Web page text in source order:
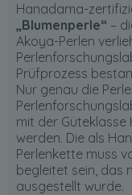
Hanadama-
„Blumenperle“ –
Akoya-Perlen
Prüfprozess
Nur genau die
mit der
werden. Die als
Perlenkette muss
begleitet sein, das
ausgestellt wurde.